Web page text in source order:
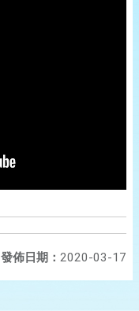
發佈日期： 2020-03-17